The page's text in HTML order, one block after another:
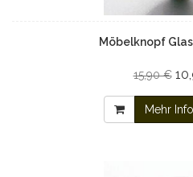
Möbelknopf
15,90 €
Mehr